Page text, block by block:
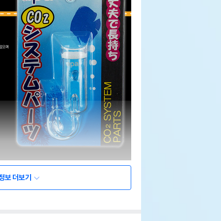
보 더보기